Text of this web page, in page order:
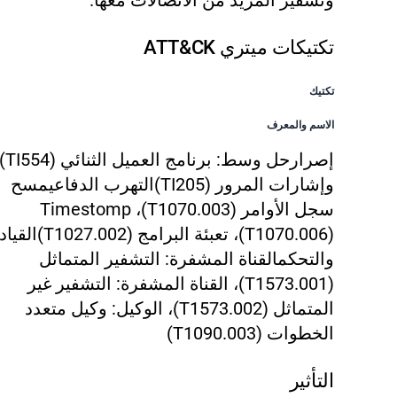
تكتيكات ميتري ATT&CK
تكتيك
الاسم والمعرف
إصرار
حل وسط: برنامج العميل الثنائي (TI554)
وإشارات المرور (TI205)
التهرب الدفاعيمسح
سجل الأوامر (T1070.003)، Timestomp
(T1070.006)، تعبئة البرامج (T1027.002)
والتحكمالقناة المشفرة: التشفير المتماثل
(T1573.001)، القناة المشفرة: التشفير غير
المتماثل (T1573.002)، الوكيل: وكيل متعدد
الخطوات (T1090.003)
التأثير